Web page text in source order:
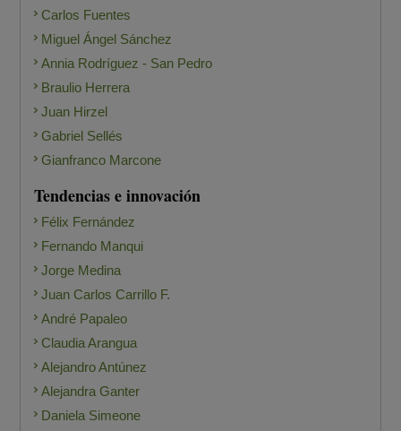
Carlos Fuentes
Miguel Ángel Sánchez
Annia Rodríguez - San Pedro
Braulio Herrera
Juan Hirzel
Gabriel Sellés
Gianfranco Marcone
Tendencias e innovación
Félix Fernández
Fernando Manqui
Jorge Medina
Juan Carlos Carrillo F.
André Papaleo
Claudia Arangua
Alejandro Antúnez
Alejandra Ganter
Daniela Simeone